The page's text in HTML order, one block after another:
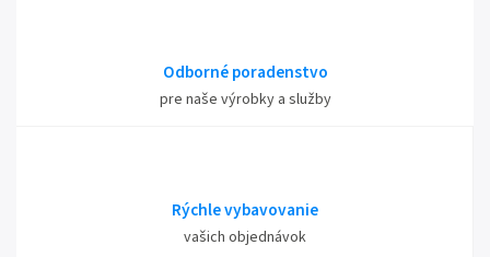
Odborné poradenstvo
pre naše výrobky a služby
Rýchle vybavovanie
vašich objednávok